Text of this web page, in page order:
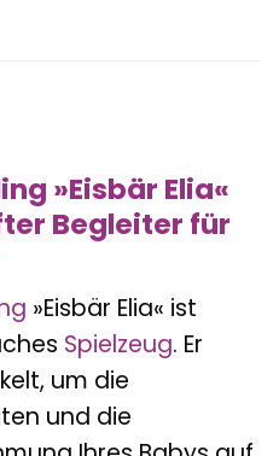
»Eisbär Elia«
Begleiter für
»Eisbär Elia« ist
Spielzeug. Er
um die
und die